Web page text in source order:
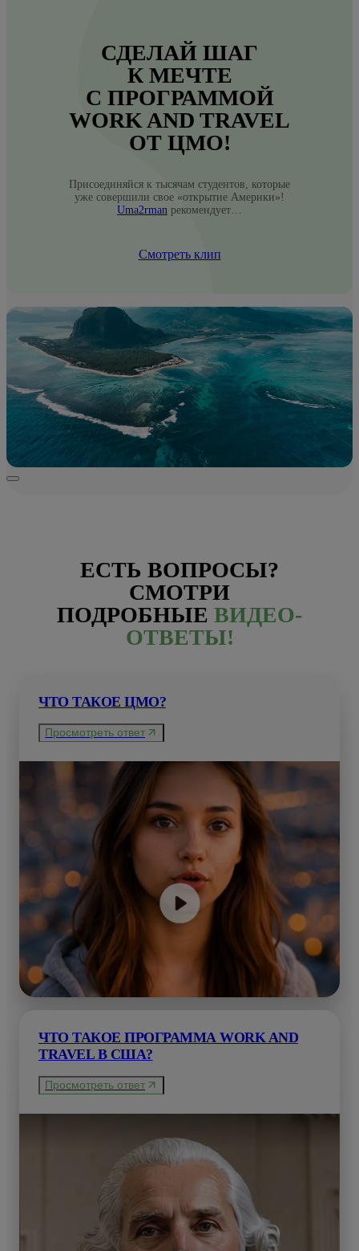
СДЕЛАЙ ШАГ
К МЕЧТЕ
С ПРОГРАММОЙ
WORK AND TRAVEL
ОТ ЦМО!
Присоединяйся к тысячам студентов, которые
уже совершили свое «открытие Америки»!
Uma2rman рекомендует…
Смотреть клип
ЕСТЬ ВОПРОСЫ?
СМОТРИ
ПОДРОБНЫЕ ВИДЕО-
ОТВЕТЫ!
ЧТО ТАКОЕ ЦМО?
Просмотреть ответ
ЧТО ТАКОЕ ПРОГРАММА WORK AND
TRAVEL В США?
Просмотреть ответ